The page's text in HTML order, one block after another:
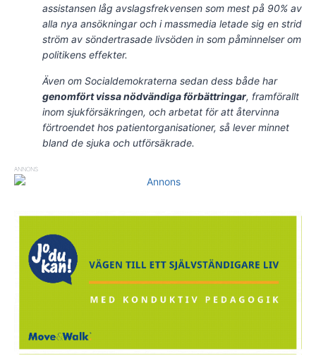
assistansen låg avslagsfrekvensen som mest på 90% av
alla nya ansökningar och i massmedia letade sig en strid
ström av söndertrasade livsöden in som påminnelser om
politikens effekter.
Även om Socialdemokraterna sedan dess både har
genomfört vissa nödvändiga förbättringar, framförallt
inom sjukförsäkringen, och arbetat för att återvinna
förtroendet hos patientorganisationer, så lever minnet
bland de sjuka och utförsäkrade.
ANNONS